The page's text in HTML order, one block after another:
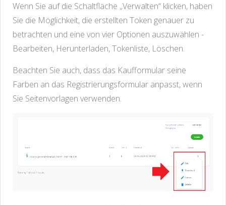
Wenn Sie auf die Schaltfläche „Verwalten“ klicken, haben
Sie die Möglichkeit, die erstellten Token genauer zu
betrachten und eine von vier Optionen auszuwählen -
Bearbeiten, Herunterladen, Tokenliste, Löschen.
Beachten Sie auch, dass das Kaufformular seine
Farben an das Registrierungsformular anpasst, wenn
Sie Seitenvorlagen verwenden.